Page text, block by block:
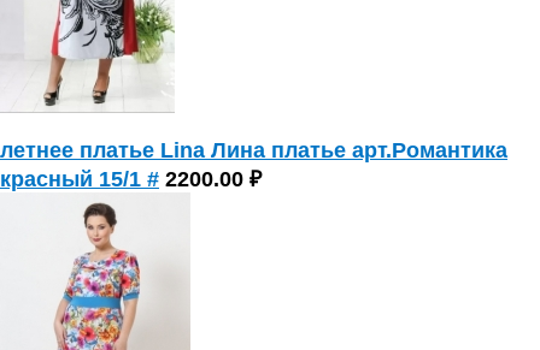
летнее платье Lina Лина платье арт.Романтика
красный 15/1 # 2200.00 ₽